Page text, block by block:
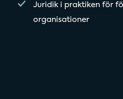
Juridik i praktiken för
organisationer